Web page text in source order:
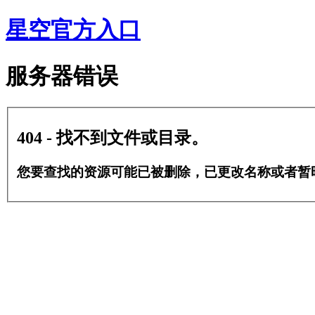
星空官方入口
服务器错误
404 - 找不到文件或目录。
您要查找的资源可能已被删除，已更改名称或者暂